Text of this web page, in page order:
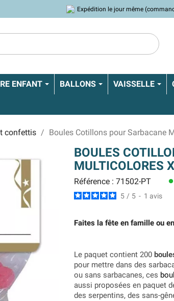
Expédition le jour même
ENFANT BALLONS VAISSELLE
confettis Boules Cotillons pour Sarbacane
BOULES
MULTICOLORES
Référence : 71502-PT lens
5 / 5 - 1 avis
Faites la fête en famille ou
Le paquet contient 200
pour mettre dans des
ou sans sarbacanes, ces
aussi proposées en paquet
des serpentins, des sans-